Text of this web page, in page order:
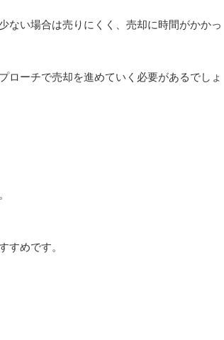
ない場合は売りにくく、売却に時間がかかっ
ローチで売却を進めていく必要があるでしょ
すめです。